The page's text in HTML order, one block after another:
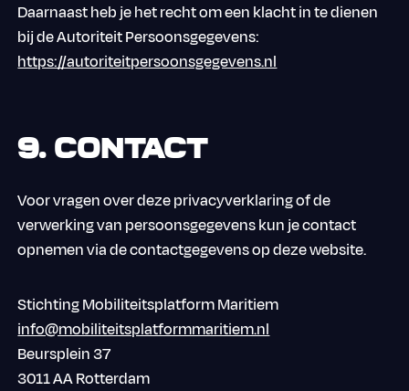
Daarnaast heb je het recht om een klacht in te dienen
bij de Autoriteit Persoonsgegevens:
https://autoriteitpersoonsgegevens.nl
9. Contact
Voor vragen over deze privacyverklaring of de
verwerking van persoonsgegevens kun je contact
opnemen via de contactgegevens op deze website.
Stichting Mobiliteitsplatform Maritiem
info@mobiliteitsplatformmaritiem.nl
Beursplein 37
3011 AA Rotterdam